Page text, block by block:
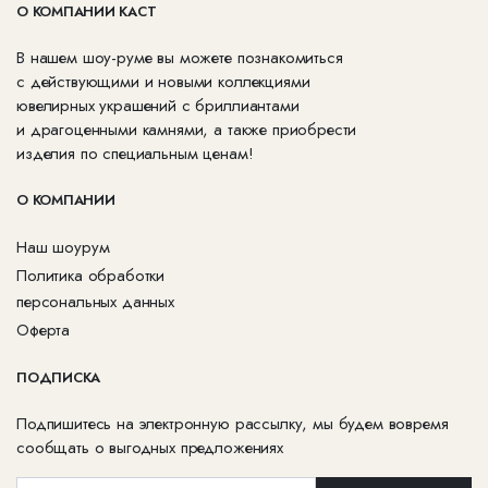
О КОМПАНИИ КАСТ
В нашем шоу-руме вы можете познакомиться
с действующими и новыми коллекциями
ювелирных украшений с бриллиантами
и драгоценными камнями, а также приобрести
изделия по специальным ценам!
О КОМПАНИИ
Наш шоурум
Политика обработки
персональных данных
Оферта
ПОДПИСКА
Подпишитесь на электронную рассылку, мы будем вовремя
сообщать о выгодных предложениях